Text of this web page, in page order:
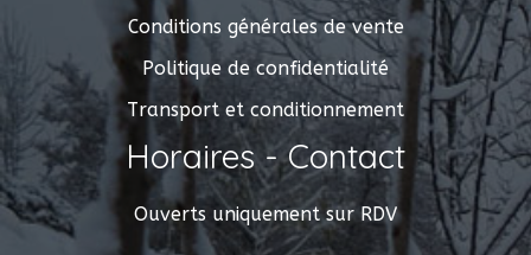
Conditions générales de vente
Politique de confidentialité
Transport et conditionnement
Horaires - Contact
Ouverts uniquement sur RDV